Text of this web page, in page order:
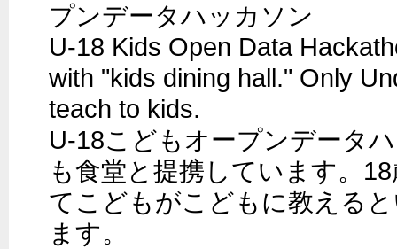
プンデータハッカソン
U-18 Kids Open Data
with "kids dining hall." Only
teach to kids.
U-18こどもオープンデータ
も食堂と提携しています。
てこどもがこどもに教える
ます。